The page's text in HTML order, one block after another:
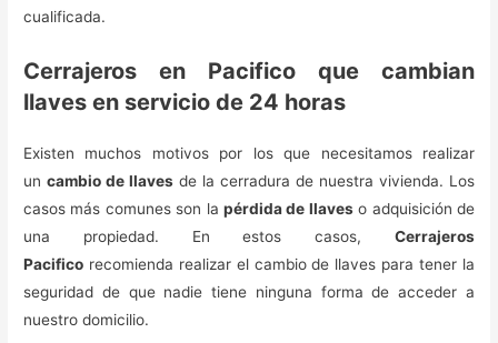
cualificada.
Cerrajeros en Pacifico que cambian
llaves en servicio de 24 horas
Existen muchos motivos por los que necesitamos realizar
uncambio de llaves de la cerradura de nuestra vivienda. Los
casos más comunes son la pérdida de llaveso adquisición de
una propiedad. En estos casos, Cerrajeros
Pacifico recomienda realizar el cambio de llaves para tener la
seguridad de que nadie tiene ninguna forma de acceder a
nuestro domicilio.